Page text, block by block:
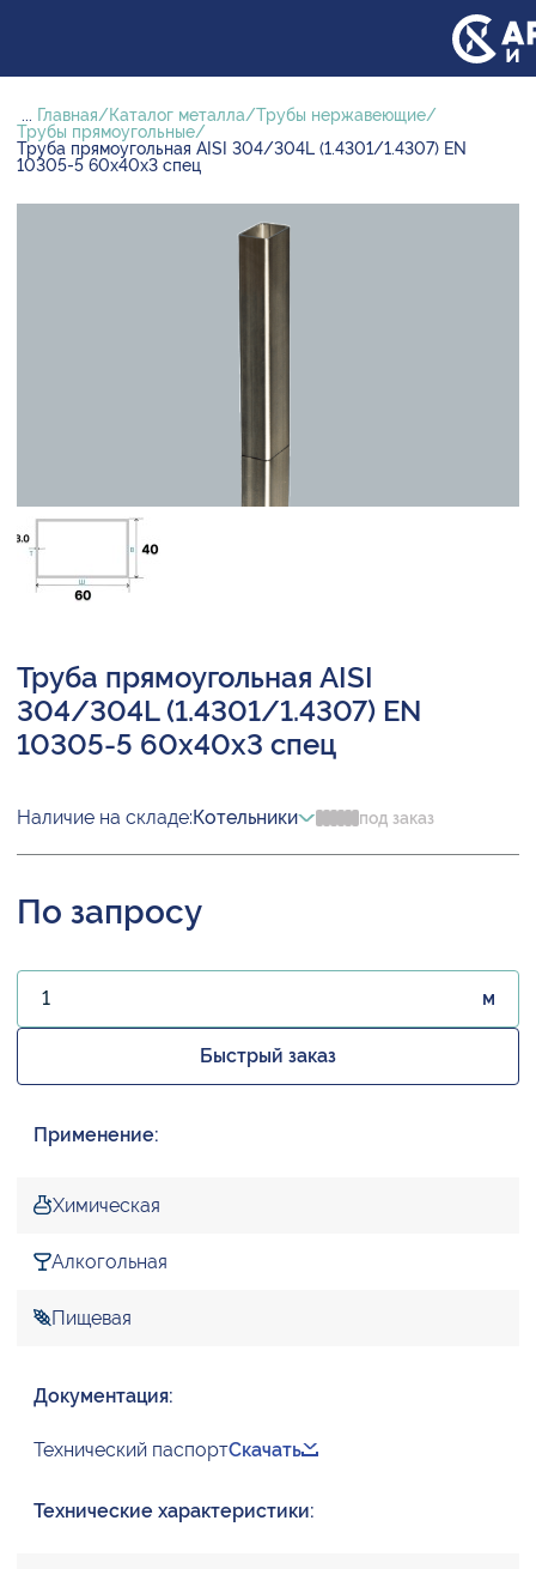
... Главная Каталог металла
Трубы нержавеющие
Трубы прямоугольные
Труба прямоугольная AISI 304/304L (1.4301/1.4307) EN
10305-5 60х40х3 спец
Труба прямоугольная AISI
304/304L (1.4301/1.4307) EN
10305-5 60х40х3 спец
Наличие на складе:Котельники под заказ
По запросу
м
Быстрый заказ
Применение:
Химическая
Алкогольная
Пищевая
Документация:
Технический паспортСкачать
Технические характеристики: